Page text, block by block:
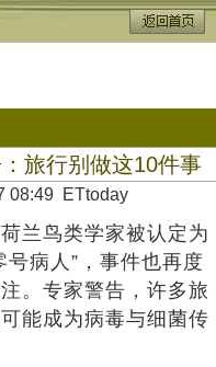
旅行别做这10件事
08:49 ETtoday
兰鸟类学家被认定为
病人”，事件也再度
。专家警告，许多旅
能成为病毒与细菌传